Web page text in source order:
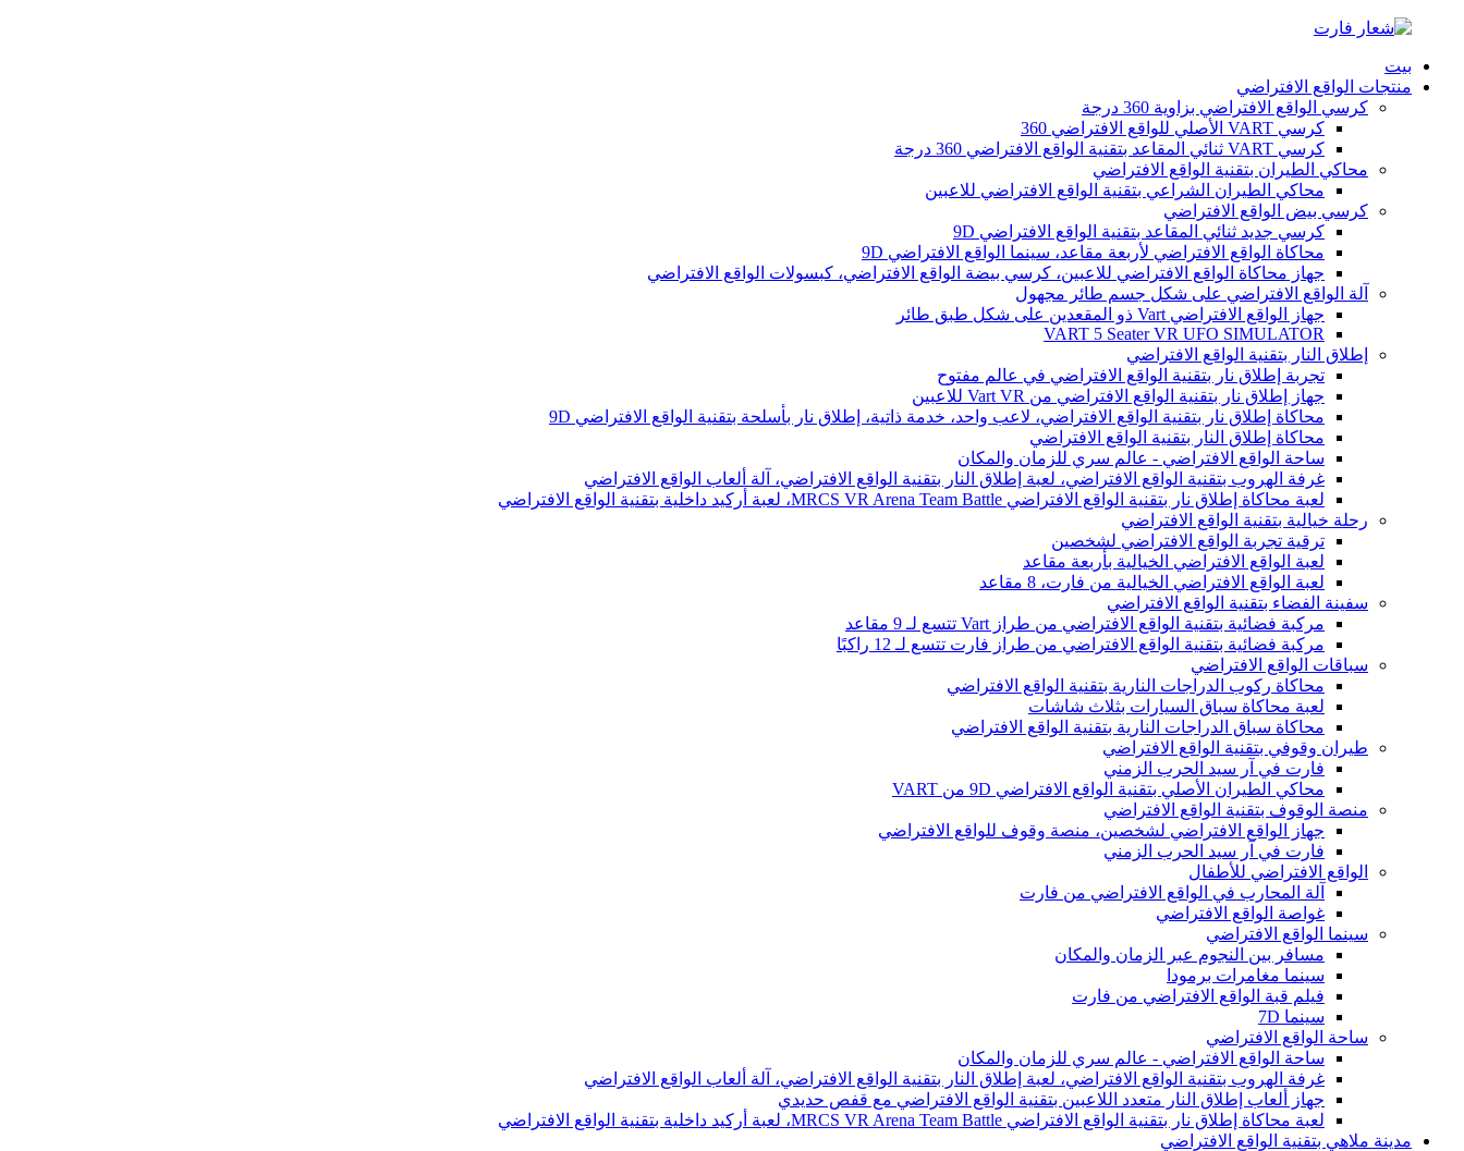
بيت
منتجات الواقع الافتراضي
كرسي الواقع الافتراضي بزاوية 360 درجة
كرسي VART الأصلي للواقع الافتراضي 360
كرسي VART ثنائي المقاعد بتقنية الواقع الافتراضي 360 درجة
محاكي الطيران بتقنية الواقع الافتراضي
محاكي الطيران الشراعي بتقنية الواقع الافتراضي للاعبين
كرسي بيض الواقع الافتراضي
كرسي جديد ثنائي المقاعد بتقنية الواقع الافتراضي 9D
محاكاة الواقع الافتراضي لأربعة مقاعد، سينما الواقع الافتراضي 9D
جهاز محاكاة الواقع الافتراضي للاعبين، كرسي بيضة الواقع الافتراضي، كبسولات الواقع الافتراضي
آلة الواقع الافتراضي على شكل جسم طائر مجهول
جهاز الواقع الافتراضي Vart ذو المقعدين على شكل طبق طائر
VART 5 Seater VR UFO SIMULATOR
إطلاق النار بتقنية الواقع الافتراضي
تجربة إطلاق نار بتقنية الواقع الافتراضي في عالم مفتوح
جهاز إطلاق نار بتقنية الواقع الافتراضي من Vart VR للاعبين
محاكاة إطلاق نار بتقنية الواقع الافتراضي، لاعب واحد، خدمة ذاتية، إطلاق نار بأسلحة بتقنية الواقع الافتراضي 9D
محاكاة إطلاق النار بتقنية الواقع الافتراضي
ساحة الواقع الافتراضي - عالم سري للزمان والمكان
غرفة الهروب بتقنية الواقع الافتراضي، لعبة إطلاق النار بتقنية الواقع الافتراضي، آلة ألعاب الواقع الافتراضي
لعبة محاكاة إطلاق نار بتقنية الواقع الافتراضي MRCS VR Arena Team Battle، لعبة أركيد داخلية بتقنية الواقع الافتراضي
رحلة خيالية بتقنية الواقع الافتراضي
ترقية تجربة الواقع الافتراضي لشخصين
لعبة الواقع الافتراضي الخيالية بأربعة مقاعد
لعبة الواقع الافتراضي الخيالية من فارت، 8 مقاعد
سفينة الفضاء بتقنية الواقع الافتراضي
مركبة فضائية بتقنية الواقع الافتراضي من طراز Vart تتسع لـ 9 مقاعد
مركبة فضائية بتقنية الواقع الافتراضي من طراز فارت تتسع لـ 12 راكبًا
سباقات الواقع الافتراضي
محاكاة ركوب الدراجات النارية بتقنية الواقع الافتراضي
لعبة محاكاة سباق السيارات بثلاث شاشات
محاكاة سباق الدراجات النارية بتقنية الواقع الافتراضي
طيران وقوفي بتقنية الواقع الافتراضي
فارت في آر سيد الحرب الزمني
محاكي الطيران الأصلي بتقنية الواقع الافتراضي 9D من VART
منصة الوقوف بتقنية الواقع الافتراضي
جهاز الواقع الافتراضي لشخصين، منصة وقوف للواقع الافتراضي
فارت في آر سيد الحرب الزمني
الواقع الافتراضي للأطفال
آلة المحارب في الواقع الافتراضي من فارت
غواصة الواقع الافتراضي
سينما الواقع الافتراضي
مسافر بين النجوم عبر الزمان والمكان
سينما مغامرات برمودا
فيلم قبة الواقع الافتراضي من فارت
سينما 7D
ساحة الواقع الافتراضي
ساحة الواقع الافتراضي - عالم سري للزمان والمكان
غرفة الهروب بتقنية الواقع الافتراضي، لعبة إطلاق النار بتقنية الواقع الافتراضي، آلة ألعاب الواقع الافتراضي
جهاز ألعاب إطلاق النار متعدد اللاعبين بتقنية الواقع الافتراضي مع قفص حديدي
لعبة محاكاة إطلاق نار بتقنية الواقع الافتراضي MRCS VR Arena Team Battle، لعبة أركيد داخلية بتقنية الواقع الافتراضي
مدينة ملاهي بتقنية الواقع الافتراضي